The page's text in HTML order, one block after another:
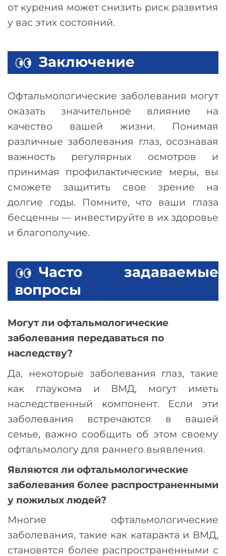
от курения может снизить риск развития
у вас этих состояний.
Заключение
Офтальмологические заболевания могут
оказать значительное влияние на
качество вашей жизни. Понимая
различные заболевания глаз, осознавая
важность регулярных осмотров и
принимая профилактические меры, вы
сможете защитить свое зрение на
долгие годы. Помните, что ваши глаза
бесценны — инвестируйте в их здоровье
и благополучие.
Часто задаваемые
вопросы
Могут ли офтальмологические
заболевания передаваться по
наследству?
Да, некоторые заболевания глаз, такие
как глаукома и ВМД, могут иметь
наследственный компонент. Если эти
заболевания встречаются в вашей
семье, важно сообщить об этом своему
офтальмологу для раннего выявления.
Являются ли офтальмологические
заболевания более распространенными
у пожилых людей?
Многие офтальмологические
заболевания, такие как катаракта и ВМД,
становятся более распространенными с